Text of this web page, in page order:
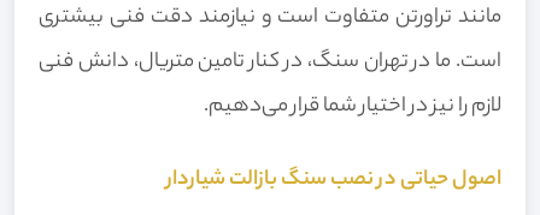
مانند تراورتن متفاوت است و نیازمند دقت فنی بیشتری
است. ما در تهران سنگ، در کنار تامین متریال، دانش فنی
لازم را نیز در اختیار شما قرار می‌دهیم.
اصول حیاتی در نصب سنگ بازالت شیاردار